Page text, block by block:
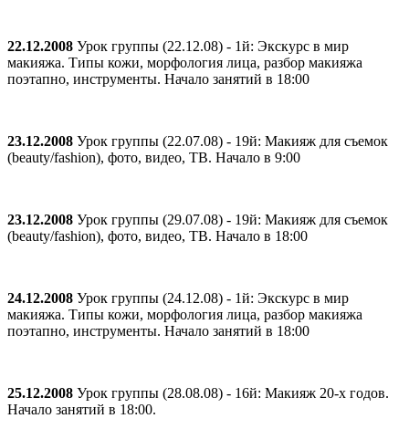
22.12.2008 Урок группы (22.12.08) - 1й: Экскурс в мир
макияжа. Типы кожи, морфология лица, разбор макияжа
поэтапно, инструменты. Начало занятий в 18:00
23.12.2008 Урок группы (22.07.08) - 19й: Макияж для съемок
(beauty/fashion), фото, видео, ТВ. Начало в 9:00
23.12.2008 Урок группы (29.07.08) - 19й: Макияж для съемок
(beauty/fashion), фото, видео, ТВ. Начало в 18:00
24.12.2008 Урок группы (24.12.08) - 1й: Экскурс в мир
макияжа. Типы кожи, морфология лица, разбор макияжа
поэтапно, инструменты. Начало занятий в 18:00
25.12.2008 Урок группы (28.08.08) - 16й: Макияж 20-х годов.
Начало занятий в 18:00.